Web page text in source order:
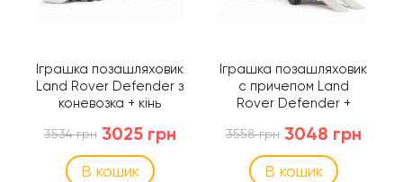
Іграшка позашляховик
Land Rover Defender з
коневозка + кінь
3534 грн 3025 грн
В кошик
Іграшка позашляховик
c причепом Land
Rover Defender +
Bruder 02593
3558 грн 3048 грн
В кошик